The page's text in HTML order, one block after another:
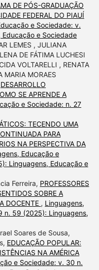
DE PÓS-GRADUAÇÃO
FEDERAL DO PIAUÍ
e Sociedade: v.
e Sociedade
LEMES , JULIANA
DE FÁTIMA LUCHESI
VOLTARELLI , RENATA
MARIA MORAES
DESARROLLO
SE APRENDE A
e Sociedade: n. 27
TECENDO UMA
PARA
NA PERSPECTIVA DA
Educação e
Linguagens, Educação e
Ferreira, PROFESSORES
SOBRE A
DOCENTE , Linguagens,
n. 59 (2025): Linguagens,
Soares de Sousa,
EDUCAÇÃO POPULAR:
NA AMÉRICA
e Sociedade: v. 30 n.